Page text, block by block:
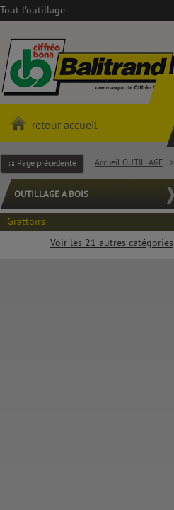
Tout l'outillage
retour accueil
Page précédente Accueil OUTILLAGE >
OUTILLAGE A BOIS
Grattoirs
Voir les 21 autres catégories